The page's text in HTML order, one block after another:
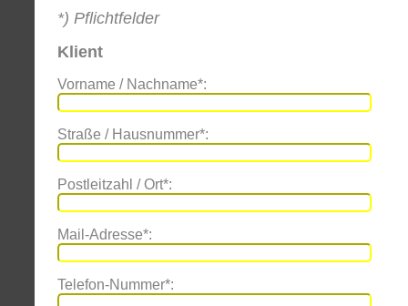
*) Pflichtfelder
Klient
Vorname / Nachname*:
Straße / Hausnummer*:
Postleitzahl / Ort*:
Mail-Adresse*:
Telefon-Nummer*: